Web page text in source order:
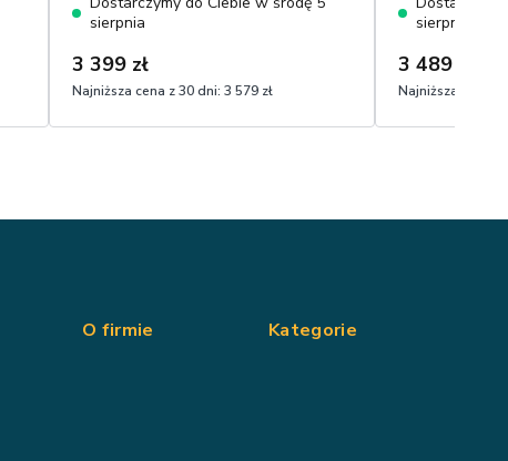
elementy w kolorze buku,przyjemna w
dotyku boucle
sierpnia
3 399 zł
Najniższa cena z 30 dni: 3 579 zł
powierzchnia
przyjemny w
sierpnia
3 489 zł
Najniższa cena z
O firmie Kategorie